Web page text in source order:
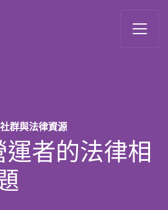
社群與法律資源
運者的法律相